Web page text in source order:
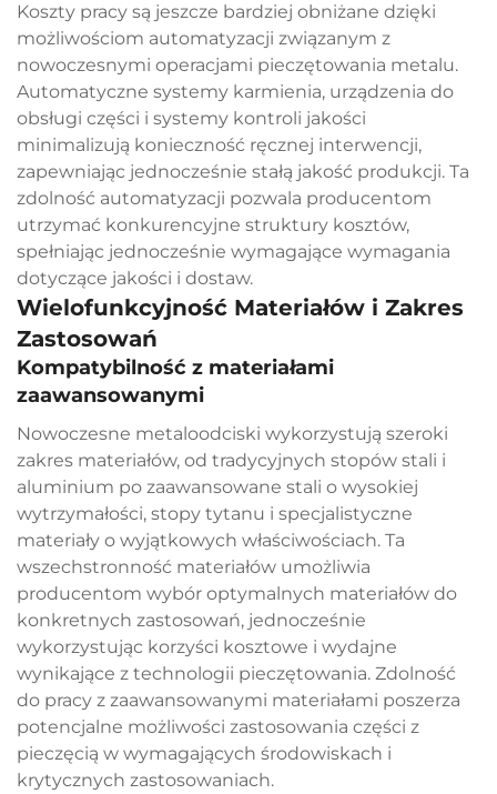
Koszty pracy są jeszcze bardziej obniżane dzięki
możliwościom automatyzacji związanym z
nowoczesnymi operacjami pieczętowania metalu.
Automatyczne systemy karmienia, urządzenia do
obsługi części i systemy kontroli jakości
minimalizują konieczność ręcznej interwencji,
zapewniając jednocześnie stałą jakość produkcji. Ta
zdolność automatyzacji pozwala producentom
utrzymać konkurencyjne struktury kosztów,
spełniając jednocześnie wymagające wymagania
dotyczące jakości i dostaw.
Wielofunkcyjność Materiałów i Zakres
Zastosowań
Kompatybilność z materiałami
zaawansowanymi
Nowoczesne metaloodciski wykorzystują szeroki
zakres materiałów, od tradycyjnych stopów stali i
aluminium po zaawansowane stali o wysokiej
wytrzymałości, stopy tytanu i specjalistyczne
materiały o wyjątkowych właściwościach. Ta
wszechstronność materiałów umożliwia
producentom wybór optymalnych materiałów do
konkretnych zastosowań, jednocześnie
wykorzystując korzyści kosztowe i wydajne
wynikające z technologii pieczętowania. Zdolność
do pracy z zaawansowanymi materiałami poszerza
potencjalne możliwości zastosowania części z
pieczęcią w wymagających środowiskach i
krytycznych zastosowaniach.